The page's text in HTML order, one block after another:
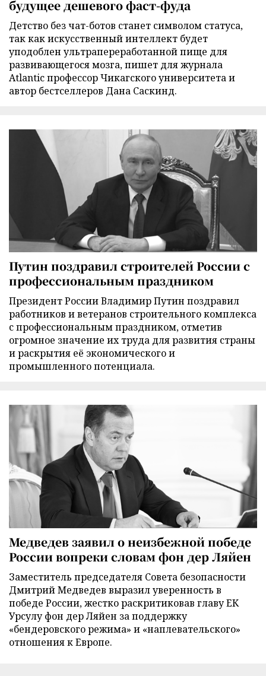
будущее дешевого фаст-фуда
Детство без чат-ботов станет символом статуса,
так как искусственный интеллект будет
уподоблен ультрапереработанной пище для
развивающегося мозга, пишет для журнала
Atlantic профессор Чикагского университета и
автор бестселлеров Дана Саскинд.
Путин поздравил строителей России с
профессиональным праздником
Президент России Владимир Путин поздравил
работников и ветеранов строительного комплекса
с профессиональным праздником, отметив
огромное значение их труда для развития страны
и раскрытия её экономического и
промышленного потенциала.
Медведев заявил о неизбежной победе
России вопреки словам фон дер Ляйен
Заместитель председателя Совета безопасности
Дмитрий Медведев выразил уверенность в
победе России, жестко раскритиковав главу ЕК
Урсулу фон дер Ляйен за поддержку
«бендеровского режима» и «наплевательского»
отношения к Европе.